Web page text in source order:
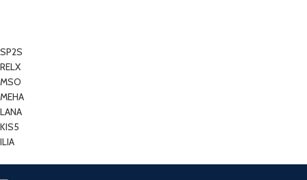
SP2S
RELX
MSO
MEHA
LANA
KIS5
ILIA